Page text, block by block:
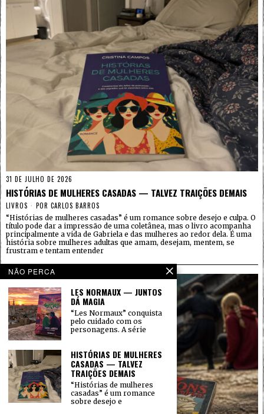
31 DE JULHO DE 2026
HISTÓRIAS DE MULHERES CASADAS — TALVEZ TRAIÇÕES DEMAIS
LIVROS POR CARLOS BARROS
“Histórias de mulheres casadas” é um romance sobre desejo e culpa. O
título pode dar a impressão de uma coletânea, mas o livro acompanha
principalmente a vida de Gabriela e das mulheres ao redor dela. É uma
história sobre mulheres adultas que amam, desejam, mentem, se
frustram e tentam entender
NÃO PERCA
LES NORMAUX — JUNTOS
DÁ MAGIA
“Les Normaux” conquista
pelo cuidado com os
personagens. A série
HISTÓRIAS DE MULHERES
CASADAS — TALVEZ
TRAIÇÕES DEMAIS
“Histórias de mulheres
casadas” é um romance
sobre desejo e